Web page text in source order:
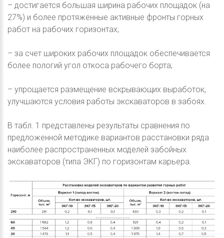
– достигается большая ширина рабочих площадок (на
27%) и более протяженные активные фронты горных
работ на рабочих горизонтах;
– за счет широких рабочих площадок обеспечивается
более пологий угол откоса рабочего борта;
– упрощается размещение вскрывающих выработок,
улучшаются условия работы экскаваторов в забоях.
В табл. 1 представлены результаты сравнения по
предложенной методике вариантов расстановки ряда
наиболее распространенных моделей забойных
экскаваторов (типа ЭКГ) по горизонтам карьера.